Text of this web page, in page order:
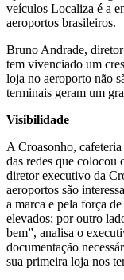
veículos Localiza é a
aeroportos brasileiros.
Bruno Andrade,
tem vivenciado um
loja no aeroporto não
terminais geram um
Visibilidade
A Croasonho,
das redes que colocou
diretor executivo da
aeroportos são
a marca e pela força
elevados; por outro
bem”, analisa o
documentação
sua primeira loja nos